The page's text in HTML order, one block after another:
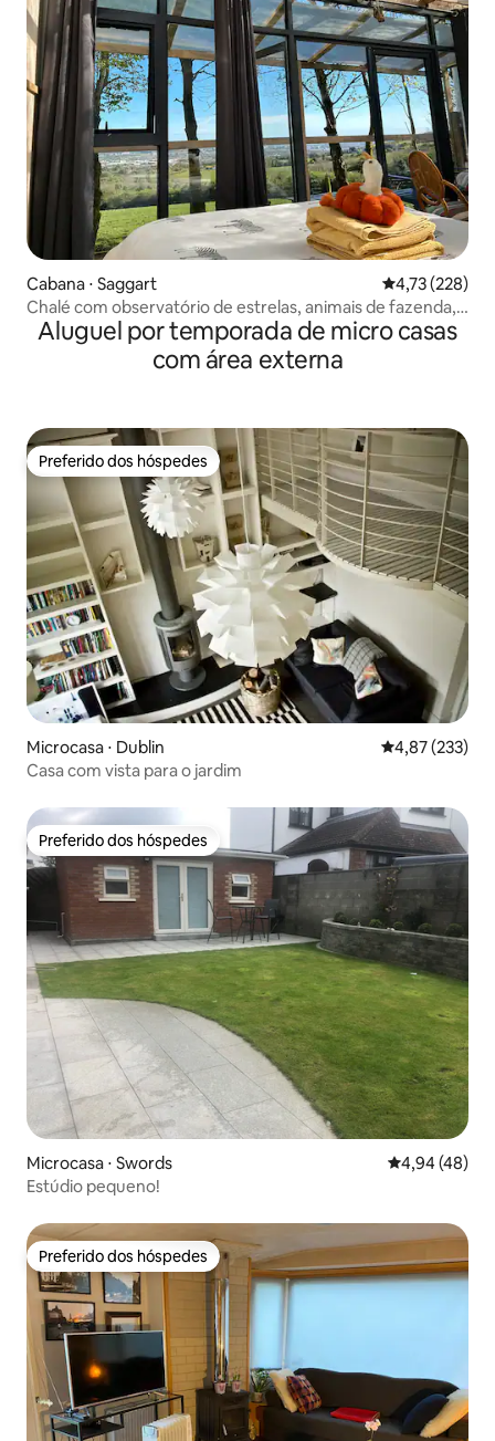
Cabana ⋅ Saggart 4,73 de uma
4,73 (228)
Chalé com observatório de estrelas, animais de fazenda,
banheira de hidromassagem e sauna
Aluguel por temporada de micro casas
com área externa
Preferido dos hóspedes
Preferido dos hóspedes
Microcasa ⋅ Dublin 4,87 de uma
4,87 (233)
Casa com vista para o jardim
Preferido dos hóspedes
Preferido dos hóspedes
Microcasa ⋅ Swords 4,94 de uma
4,94 (48)
Estúdio pequeno!
Preferido dos hóspedes
Preferido dos hóspedes